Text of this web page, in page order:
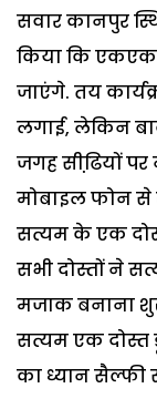
सवार कानपुर
किया कि
जाएंगे. तय
लगाई, लेकिन
जगह सीढि़यों
मोबाइल फोन से
सत्यम के एक
सभी दोस्तों ने
मजाक बनाना
सत्यम एक दोस्त
का ध्यान सैल्फी